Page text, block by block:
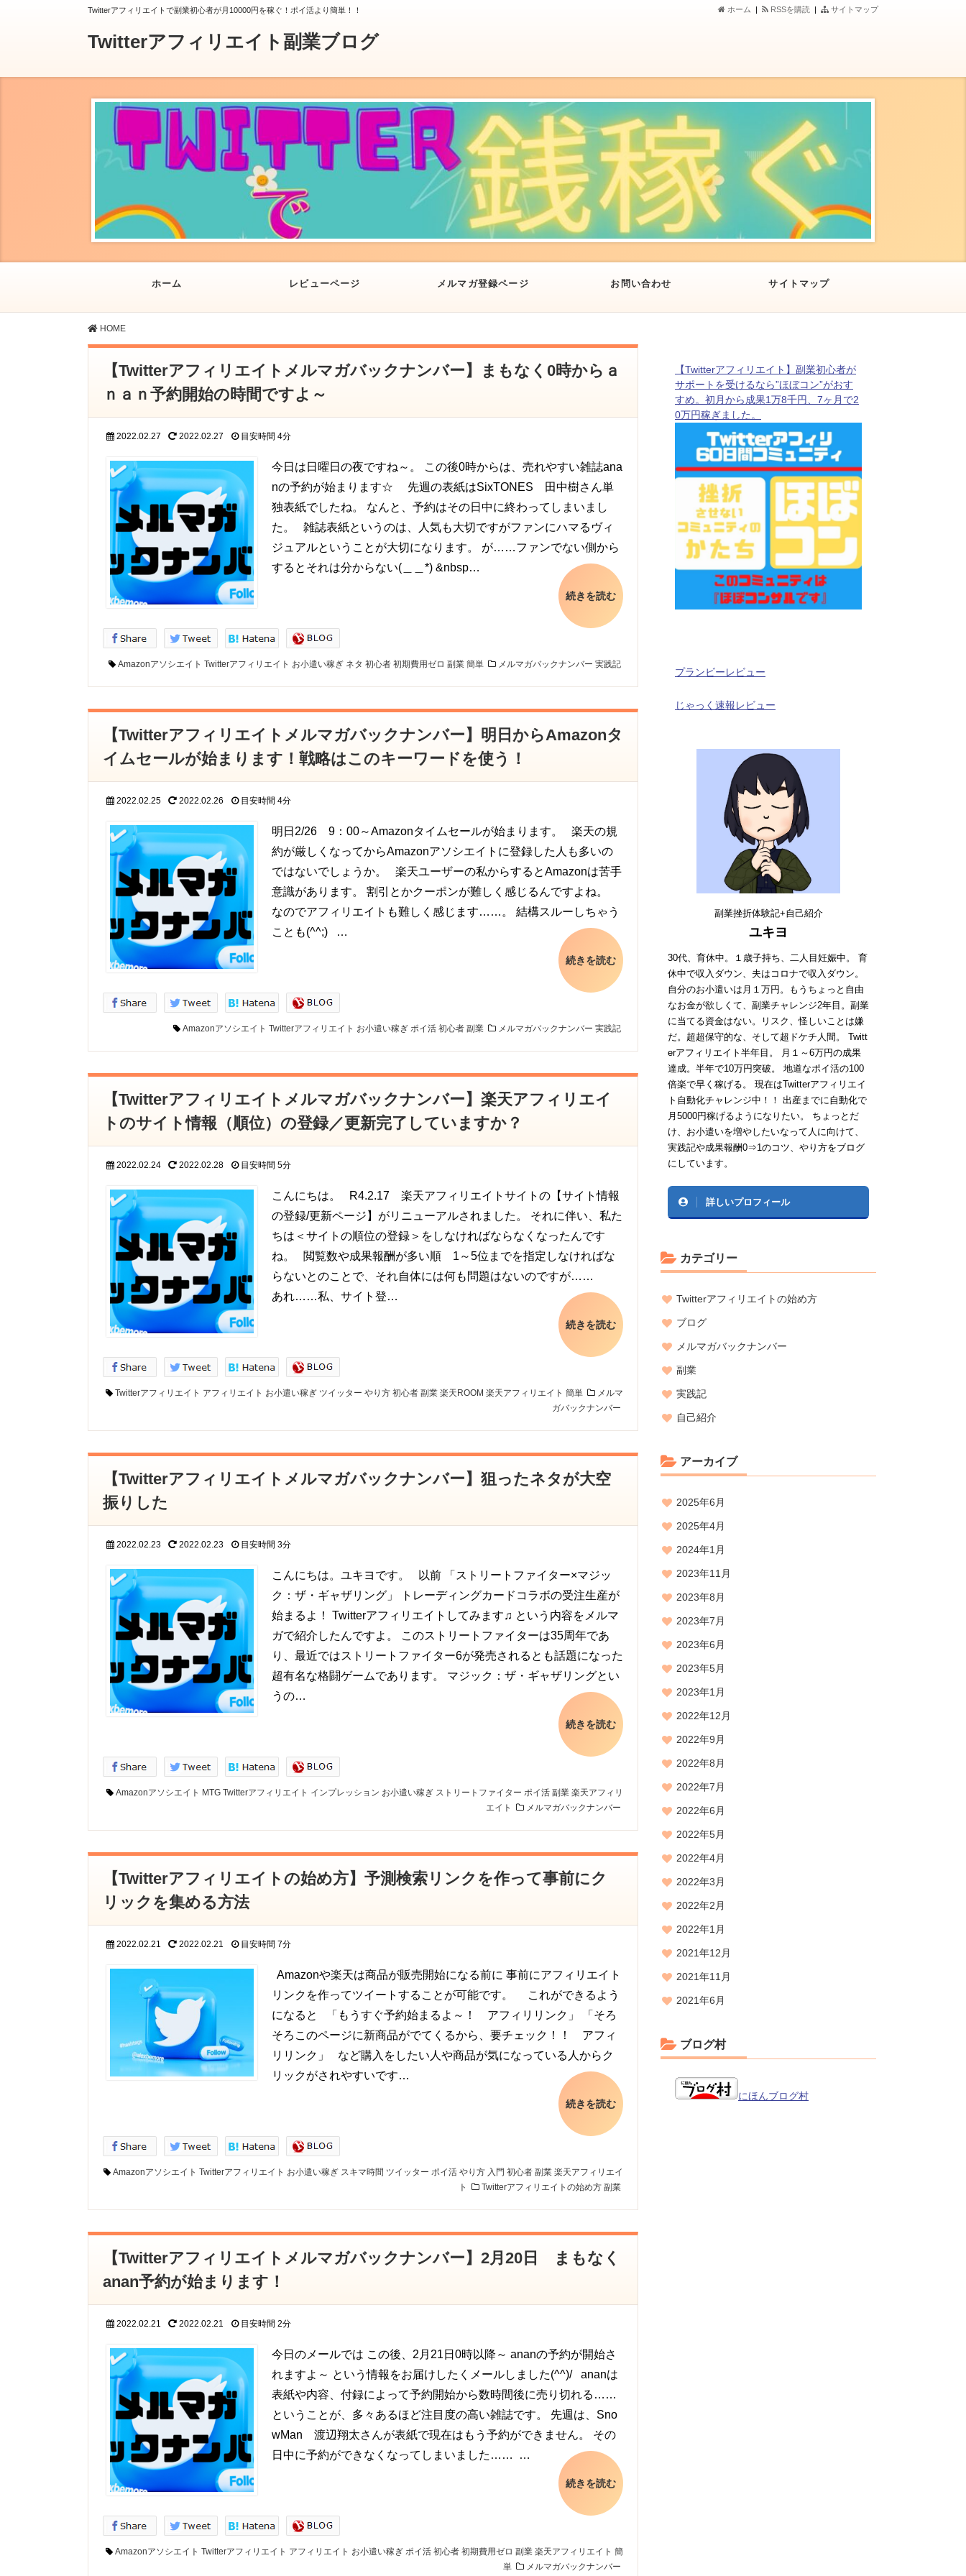
Twitterアフィリエイトで副業初心者が月10000円を稼ぐ！ポイ活より簡単！！ サイトマップ
RSSを購読 |
ホーム |
Twitterアフィリエイト副業ブログ
ホーム レビューページ メルマガ登録ページ お問い合わせ サイトマップ
HOME
【Twitterアフィリエイトメルマガバックナンバー】まもなく0時からａ
ｎａｎ予約開始の時間ですよ～
2022.02.27 2022.02.27 目安時間 4分
今日は日曜日の夜ですね～。 この後0時からは、売れやすい雑誌ana
nの予約が始まります☆ 先週の表紙はSixTONES 田中樹さん単
独表紙でしたね。 なんと、予約はその日中に終わってしまいまし
た。 雑誌表紙というのは、人気も大切ですがファンにハマるヴィ
ジュアルということが大切になります。 が……ファンでない側から
するとそれは分からない(＿＿*) &nbsp…
続きを読む
Amazonアソシエイト Twitterアフィリエイト お小遣い稼ぎ ネタ 初心者 初期費用ゼロ 副業 簡単 メルマガバックナンバー 実践記
【Twitterアフィリエイトメルマガバックナンバー】明日からAmazonタ
イムセールが始まります！戦略はこのキーワードを使う！
2022.02.25 2022.02.26 目安時間 4分
明日2/26 9：00～Amazonタイムセールが始まります。 楽天の規
約が厳しくなってからAmazonアソシエイトに登録した人も多いの
ではないでしょうか。 楽天ユーザーの私からするとAmazonは苦手
意識があります。 割引とかクーポンが難しく感じるんですよね。
なのでアフィリエイトも難しく感じます……。 結構スルーしちゃう
ことも(^^;) …
続きを読む
Amazonアソシエイト Twitterアフィリエイト お小遣い稼ぎ ポイ活 初心者 副業 メルマガバックナンバー 実践記
【Twitterアフィリエイトメルマガバックナンバー】楽天アフィリエイ
トのサイト情報（順位）の登録／更新完了していますか？
2022.02.24 2022.02.28 目安時間 5分
こんにちは。 R4.2.17 楽天アフィリエイトサイトの【サイト情報
の登録/更新ページ】がリニューアルされました。 それに伴い、私た
ちは＜サイトの順位の登録＞をしなければならなくなったんです
ね。 閲覧数や成果報酬が多い順 1～5位までを指定しなければな
らないとのことで、それ自体には何も問題はないのですが……
あれ……私、サイト登…
続きを読む
Twitterアフィリエイト アフィリエイト お小遣い稼ぎ ツイッター やり方 初心者 副業 楽天ROOM 楽天アフィリエイト 簡単
メルマ
ガバックナンバー
【Twitterアフィリエイトメルマガバックナンバー】狙ったネタが大空
振りした
2022.02.23 2022.02.23 目安時間 3分
こんにちは。ユキヨです。 以前 「ストリートファイター×マジッ
ク：ザ・ギャザリング」 トレーディングカードコラボの受注生産が
始まるよ！ Twitterアフィリエイトしてみます♫ という内容をメルマ
ガで紹介したんですよ。 このストリートファイターは35周年であ
り、最近ではストリートファイター6が発売されるとも話題になった
超有名な格闘ゲームであります。 マジック：ザ・ギャザリングとい
うの…
続きを読む
Amazonアソシエイト MTG Twitterアフィリエイト インプレッション お小遣い稼ぎ ストリートファイター ポイ活 副業 楽天アフィリ
エイト
メルマガバックナンバー
【Twitterアフィリエイトの始め方】予測検索リンクを作って事前にク
リックを集める方法
2022.02.21 2022.02.21 目安時間 7分
Amazonや楽天は商品が販売開始になる前に 事前にアフィリエイト
リンクを作ってツイートすることが可能です。 これができるよう
になると 「もうすぐ予約始まるよ～！ アフィリリンク」 「そろ
そろこのページに新商品がでてくるから、要チェック！！ アフィ
リリンク」 など購入をしたい人や商品が気になっている人からク
リックがされやすいです…
続きを読む
Amazonアソシエイト Twitterアフィリエイト お小遣い稼ぎ スキマ時間 ツイッター ポイ活 やり方 入門 初心者 副業 楽天アフィリエイ
ト
Twitterアフィリエイトの始め方 副業
【Twitterアフィリエイトメルマガバックナンバー】2月20日 まもなく
anan予約が始まります！
2022.02.21 2022.02.21 目安時間 2分
今日のメールでは この後、2月21日0時以降～ ananの予約が開始さ
れますよ～ という情報をお届けしたくメールしました(^^)/ ananは
表紙や内容、付録によって予約開始から数時間後に売り切れる……
ということが、多々あるほど注目度の高い雑誌です。 先週は、Sno
wMan 渡辺翔太さんが表紙で現在はもう予約ができません。 その
日中に予約ができなくなってしまいました…… …
続きを読む
Amazonアソシエイト Twitterアフィリエイト アフィリエイト お小遣い稼ぎ ポイ活 初心者 初期費用ゼロ 副業 楽天アフィリエイト 簡
単
メルマガバックナンバー
【Twitterアフィリエイト】副業初心者が
サポートを受けるなら”ほぼコン”がおす
すめ。初月から成果1万8千円、7ヶ月で2
0万円稼ぎました。
プランビーレビュー
じゃっく速報レビュー
副業挫折体験記+自己紹介
ユキヨ
30代、育休中。１歳子持ち、二人目妊娠中。 育
休中で収入ダウン、夫はコロナで収入ダウン。
自分のお小遣いは月１万円。もうちょっと自由
なお金が欲しくて、副業チャレンジ2年目。副業
に当てる資金はない。リスク、怪しいことは嫌
だ。超超保守的な、そして超ドケチ人間。 Twitt
erアフィリエイト半年目。 月１～6万円の成果
達成。半年で10万円突破。 地道なポイ活の100
倍楽で早く稼げる。 現在はTwitterアフィリエイ
ト自動化チャレンジ中！！ 出産までに自動化で
月5000円稼げるようになりたい。 ちょっとだ
け、お小遣いを増やしたいなって人に向けて、
実践記や成果報酬0⇒1のコツ、やり方をブログ
にしています。
詳しいプロフィール
カテゴリー
Twitterアフィリエイトの始め方
ブログ
メルマガバックナンバー
副業
実践記
自己紹介
アーカイブ
2025年6月
2025年4月
2024年1月
2023年11月
2023年8月
2023年7月
2023年6月
2023年5月
2023年1月
2022年12月
2022年9月
2022年8月
2022年7月
2022年6月
2022年5月
2022年4月
2022年3月
2022年2月
2022年1月
2021年12月
2021年11月
2021年6月
ブログ村
にほんブログ村